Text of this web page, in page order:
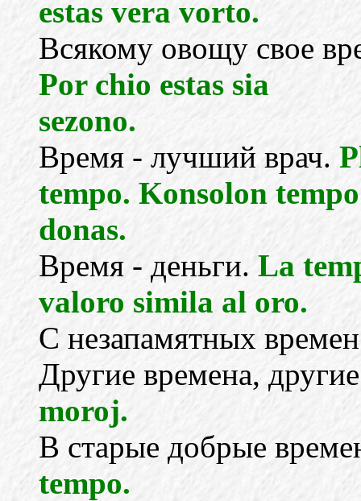
estas vera vorto.
Всякому овощу свое
Por chio estas sia
sezono.
Время - лучший врач.
tempo. Konsolon tempo
donas.
Время - деньги. La
valoro simila al oro.
С незапамятных
Другие времена,
moroj.
В старые добрые
tempo.